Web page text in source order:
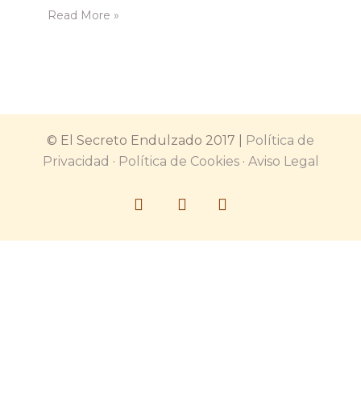
energía extra para transformar tu día! Con ingredientes
Read More »
© El Secreto Endulzado 2017 |
Política de
Privacidad · Política de Cookies· Aviso Legal